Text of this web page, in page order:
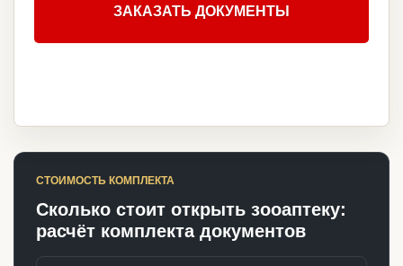
ЗАКАЗАТЬ ДОКУМЕНТЫ
СТОИМОСТЬ КОМПЛЕКТА
Сколько стоит открыть зооаптеку:
расчёт комплекта документов